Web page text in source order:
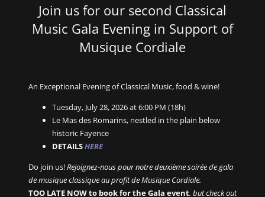
Join us for our second Classical
Music Gala Evening in Support of
Musique Cordiale
An Exceptional Evening of Classical Music, food & wine!
Tuesday, July 28, 2026 at 6:00 PM (18h)
Le Mas des Romarins, nestled in the plain below
historic Fayence
DETAILSHERE
Do join us!Rejoignez-nous pour notre deuxième soirée de gala
de musique classique au profit de Musique Cordiale.
TOO LATE NOW to book for the Gala event. but check out